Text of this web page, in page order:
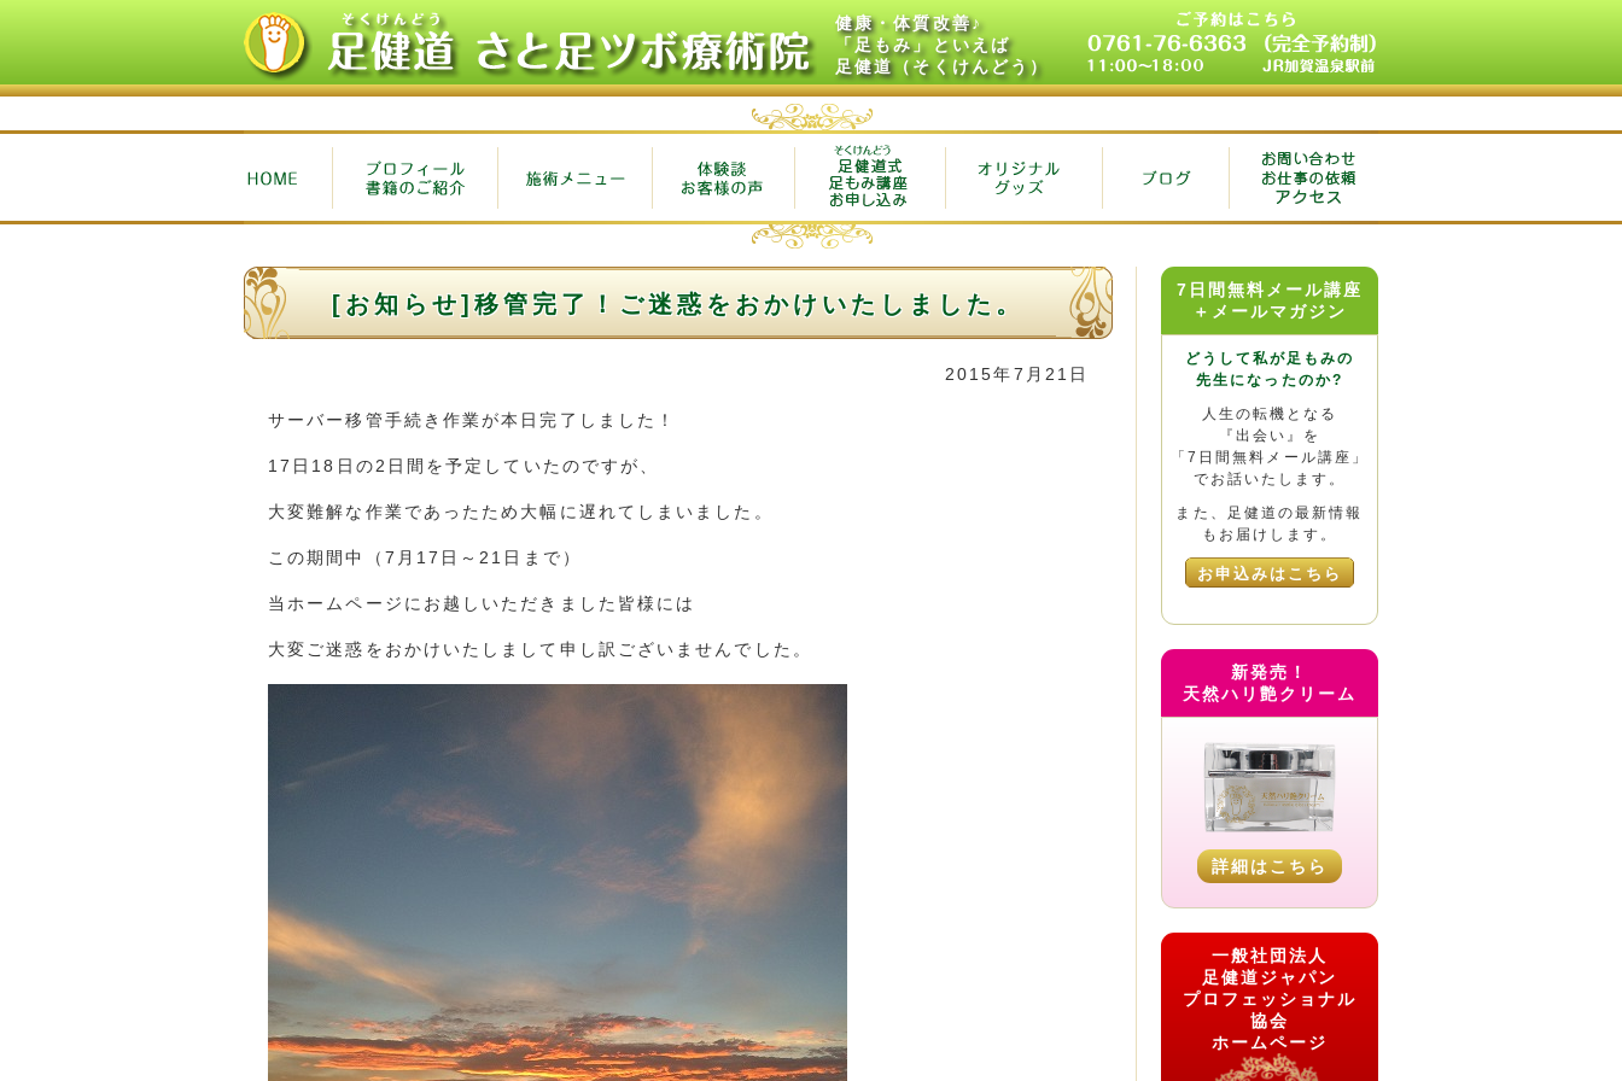
健康・体質改善♪
「足もみ」といえば
足健道（そくけんどう）
[お知らせ]移管完了！ご迷惑をおかけいたしました。
2015年7月21日
サーバー移管手続き作業が本日完了しました！
17日18日の2日間を予定していたのですが、
大変難解な作業であったため大幅に遅れてしまいました。
この期間中（7月17日～21日まで）
当ホームページにお越しいただきました皆様には
大変ご迷惑をおかけいたしまして申し訳ございませんでした。
7日間無料メール講座
＋メールマガジン
どうして私が足もみの
先生になったのか?
人生の転機となる
『出会い』を
「7日間無料メール講座」
でお話いたします。
また、足健道の最新情報
もお届けします。
お申込みはこちら
新発売！
天然ハリ艶クリーム
詳細はこちら
一般社団法人
足健道ジャパン
プロフェッショナル
協会
ホームページ